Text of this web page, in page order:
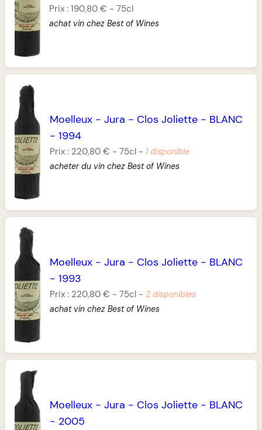
Prix :190,80 € -75cl
achat vin chez Best of Wines
Moelleux- Jura - Clos Joliette- BLANC
- 1994
Prix : 220,80 € - 75cl- 1 disponible
acheter du vin chez Best of Wines
Moelleux - Jura - Clos Joliette - BLANC
- 1993
Prix : 220,80 € - 75cl - 2 disponibles
achat vin chez Best of Wines
Moelleux -Jura - Clos Joliette - BLANC
- 2005